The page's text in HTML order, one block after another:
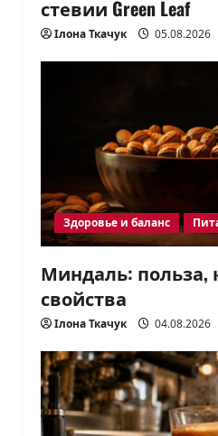
стевии Green Leaf
Ілона Ткачук 05.08.2026
Здоровье и баланс
Миндаль: польза,
свойства
Ілона Ткачук 04.08.2026